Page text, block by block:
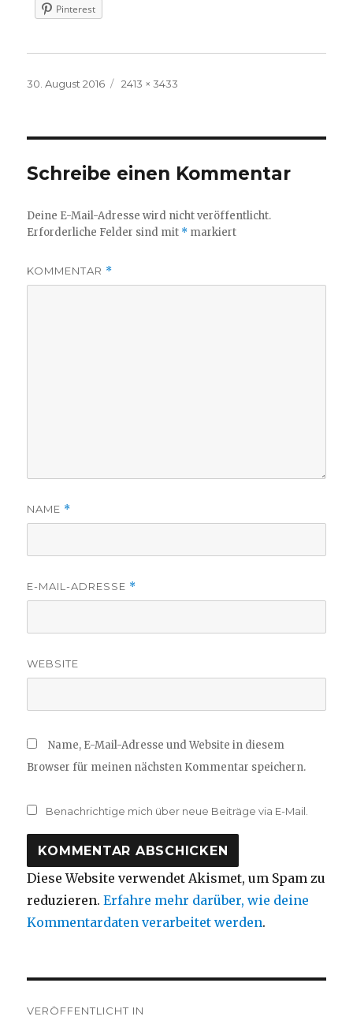
Pinterest
Veröffentlicht
30. August 2016
Volle
2413 × 3433
Schreibe einen Kommentar
Deine E-Mail-Adresse wird nicht veröffentlicht.
Erforderliche Felder sind mit * markiert
KOMMENTAR *
NAME *
E-MAIL-ADRESSE *
WEBSITE
Name, E-Mail-Adresse und Website in diesem
Browser für meinen nächsten Kommentar speichern.
Benachrichtige mich über neue Beiträge via E-Mail.
Diese Website verwendet Akismet, um Spam zu
reduzieren.Erfahre mehr darüber, wie deine
Kommentardaten verarbeitet werden.
VERÖFFENTLICHT IN